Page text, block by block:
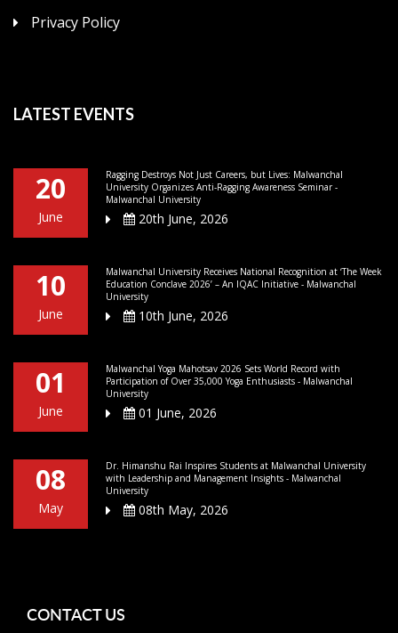
Privacy Policy
LATEST EVENTS
20
June
Ragging Destroys Not Just Careers, but Lives: Malwanchal
University Organizes Anti-Ragging Awareness Seminar -
Malwanchal University
20th June, 2026
10
June
Malwanchal University Receives National Recognition at ‘The Week
Education Conclave 2026’ – An IQAC Initiative - Malwanchal
University
10th June, 2026
01
June
Malwanchal Yoga Mahotsav 2026 Sets World Record with
Participation of Over 35,000 Yoga Enthusiasts - Malwanchal
University
01 June, 2026
08
May
Dr. Himanshu Rai Inspires Students at Malwanchal University
with Leadership and Management Insights - Malwanchal
University
08th May, 2026
CONTACT US